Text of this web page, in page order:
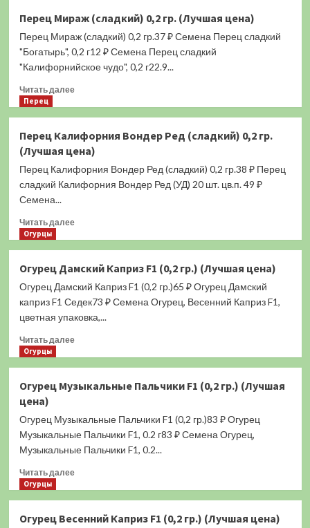
Красный
Великан
(0,1
гр.)
(Лучшая
цена)
Перец Мираж (сладкий) 0,2 гр. (Лучшая цена)
Перец Мираж (сладкий) 0,2 гр.37 ₽ Семена Перец сладкий
"Богатырь", 0,2 г12 ₽ Семена Перец сладкий
"Калифорнийское чудо", 0,2 г22.9...
Читать далееПрочитать
Мираж
(сладкий)
0,2
гр.
(Лучшая
Перец
Перец Калифорния Вондер Ред (сладкий) 0,2 гр.
(Лучшая цена)
Перец Калифорния Вондер Ред (сладкий) 0,2 гр.38 ₽ Перец
сладкий Калифорния Вондер Ред (УД) 20 шт. цв.п. 49 ₽
Семена...
Читать далееПрочитать
Калифорния
Вондер
Ред
гр.
Огурцы
Огурец Дамский Каприз F1 (0,2 гр.) (Лучшая цена)
Огурец Дамский Каприз F1 (0,2 гр.)65 ₽ Огурец Дамский
каприз F1 Седек73 ₽ Семена Огурец, Весенний Каприз F1,
цветная упаковка,...
Читать далееПрочитать
Дамский
F1
(0,2
(Лучшая
цена)
Огурцы
Огурец Музыкальные Пальчики F1 (0,2 гр.) (Лучшая
цена)
Огурец Музыкальные Пальчики F1 (0,2 гр.)83 ₽ Огурец
Музыкальные Пальчики F1, 0.2 г83 ₽ Семена Огурец,
Музыкальные Пальчики F1, 0.2...
Читать далееПрочитать
Музыкальные
Огурцы
Огурец Весенний Каприз F1 (0,2 гр.) (Лучшая цена)